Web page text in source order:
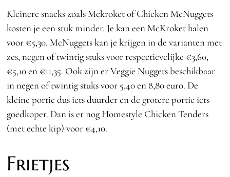
Kleinere snacks zoals Mckroket of Chicken McNuggets
kosten je een stuk minder. Je kan een McKroket halen
voor €5,30. McNuggets kan je krijgen in de varianten met
zes, negen of twintig stuks voor respectievelijke €3,60,
€5,10 en €11,35. Ook zijn er Veggie Nuggets beschikbaar
in negen of twintig stuks voor 5,40 en 8,80 euro. De
kleine portie dus iets duurder en de grotere portie iets
goedkoper. Dan is er nog Homestyle Chicken Tenders
(met echte kip) voor €4,10.
Frietjes